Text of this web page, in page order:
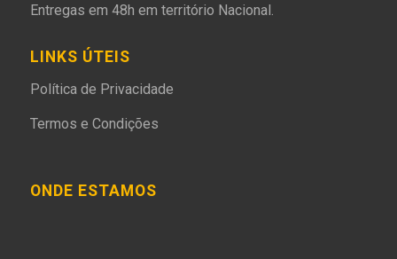
Entregas em 48h em território Nacional.
LINKS ÚTEIS
Política de Privacidade
Termos e Condições
ONDE ESTAMOS